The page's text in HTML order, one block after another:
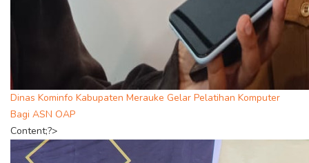
Dinas Kominfo Kabupaten Merauke Gelar Pelatihan Komputer
Bagi ASN OAP
Content;?>